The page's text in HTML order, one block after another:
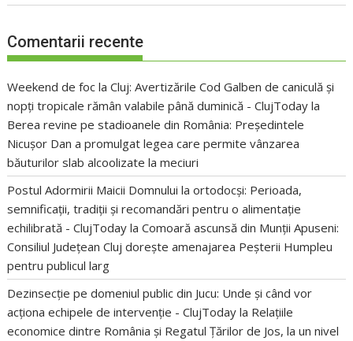
Comentarii recente
Weekend de foc la Cluj: Avertizările Cod Galben de caniculă și
nopți tropicale rămân valabile până duminică - ClujToday la
Berea revine pe stadioanele din România: Președintele
Nicușor Dan a promulgat legea care permite vânzarea
băuturilor slab alcoolizate la meciuri
Postul Adormirii Maicii Domnului la ortodocși: Perioada,
semnificații, tradiții și recomandări pentru o alimentație
echilibrată - ClujToday laComoară ascunsă din Munții Apuseni:
Consiliul Județean Cluj dorește amenajarea Peșterii Humpleu
pentru publicul larg
Dezinsecție pe domeniul public din Jucu: Unde și când vor
acționa echipele de intervenție - ClujToday la Relațiile
economice dintre România și Regatul Țărilor de Jos, la un nivel